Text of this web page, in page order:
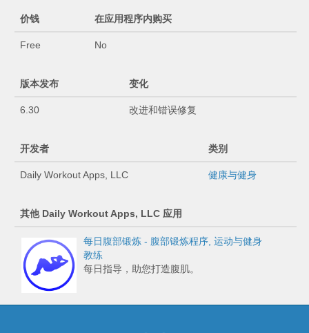
价钱 在应用程序内购买
Free No
版本发布 变化
6.30 改进和错误修复
开发者 类别
Daily Workout Apps, LLC 健康与健身
其他 Daily Workout Apps, LLC 应用
每日腹部锻炼 - 腹部锻炼程序, 运动与健身
教练
每日指导，助您打造腹肌。